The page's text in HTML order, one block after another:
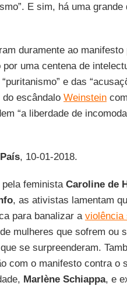
E sim, há uma grande
duramente ao manifesto
uma centena de
e das
escândalo Weinstein
“a liberdade de
, 10-01-2018.
feminista Caroline de
, as ativistas lamentam
para banalizar a violência
mulheres que sofrem ou
se surpreenderam.
com o manifesto contra o
Marlène Schiappa, e